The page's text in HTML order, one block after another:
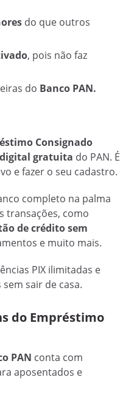
do que outros
, pois não faz
do Banco PAN.
Consignado
gratuita do PAN. É
e fazer o seu cadastro.
completo na palma
transações, como
de crédito sem
e muito mais.
PIX ilimitadas e
sair de casa.
do Empréstimo
PAN conta com
aposentados e